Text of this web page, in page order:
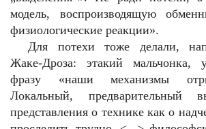
модель, воспроизводящую
физиологические реакции».
Для потехи тоже делали,
Жаке-Дроза: этакий мальчонка,
фразу «наши механизмы
Локальный, предварительный
представления о технике как о